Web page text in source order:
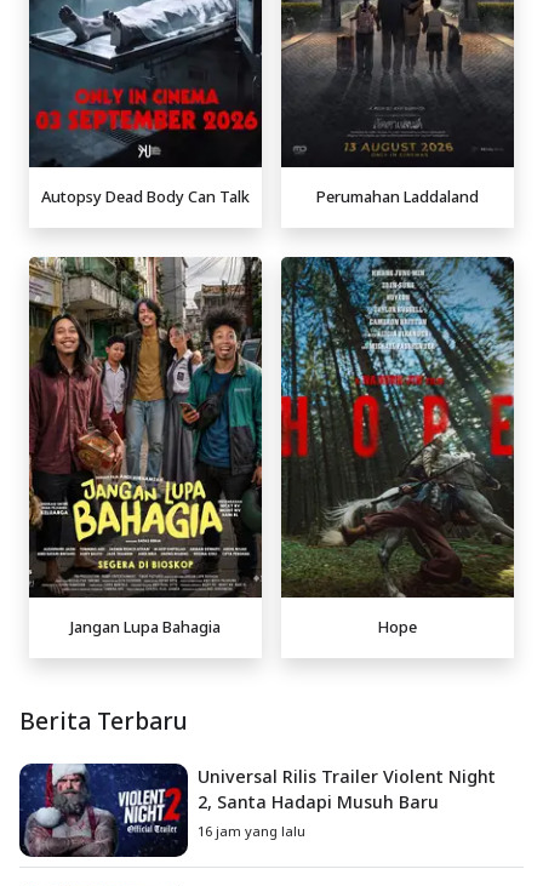
Autopsy Dead Body Can Talk Perumahan Laddaland
Jangan Lupa Bahagia Hope
Berita Terbaru
Universal Rilis Trailer Violent Night
2, Santa Hadapi Musuh Baru
16 jam yang lalu